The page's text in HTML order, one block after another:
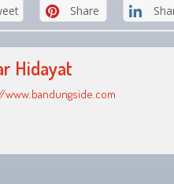
Share
Hidayat